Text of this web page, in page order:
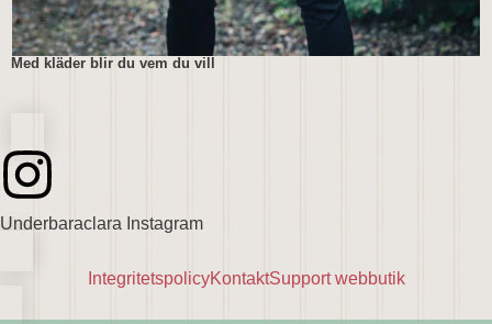
Med kläder blir du vem du vill
Underbaraclara Instagram
IntegritetspolicyKontaktSupport webbutik